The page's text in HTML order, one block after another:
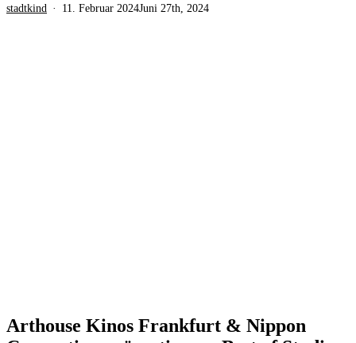
stadtkind 11. Februar 2024Juni 27th, 2024
Arthouse Kinos Frankfurt & Nippon